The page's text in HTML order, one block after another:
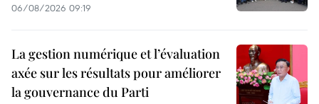
06/08/2026 09:19
La gestion numérique et l’évaluation
axée sur les résultats pour améliorer
la gouvernance du Parti